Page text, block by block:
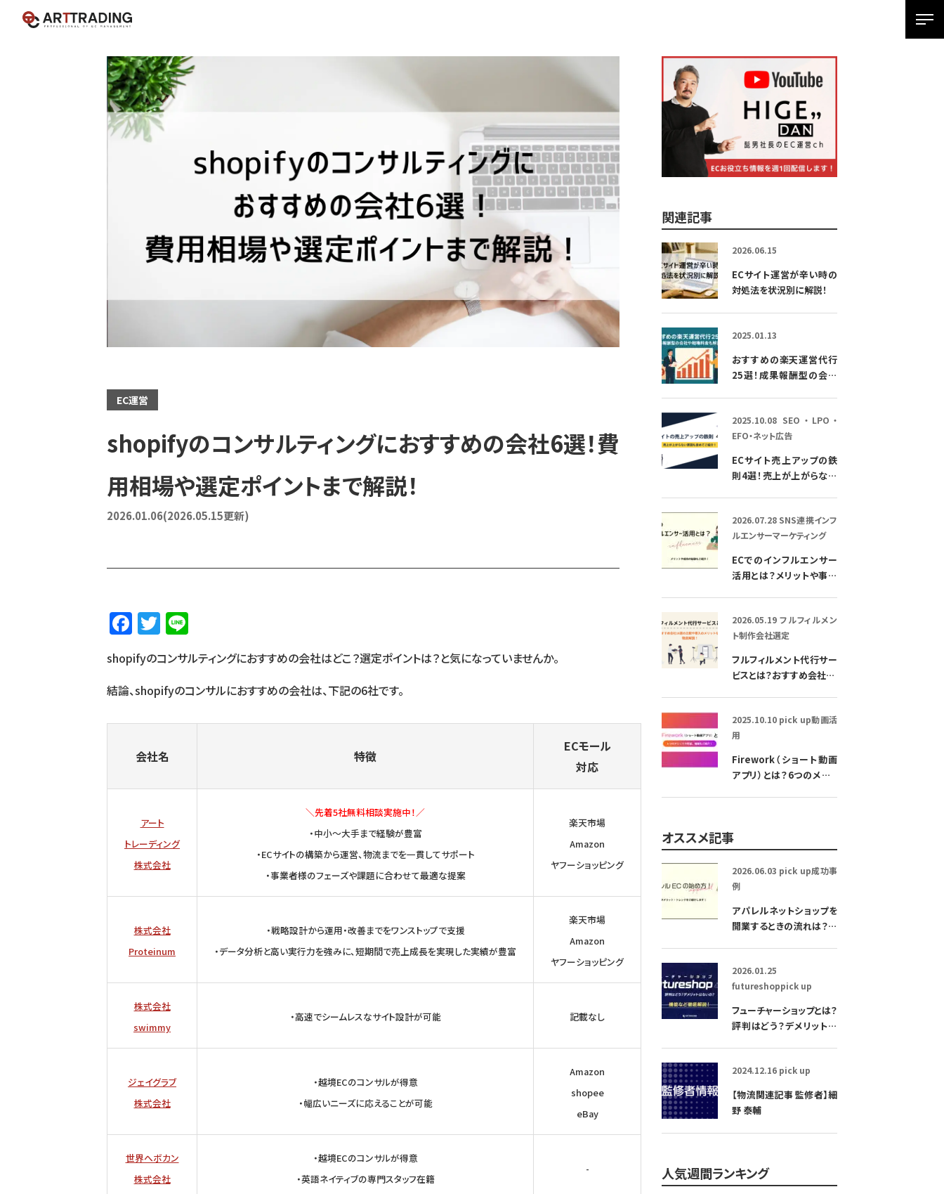
SPメ
EC運営
shopifyのコンサルティングにおすすめの会社6選！費
用相場や選定ポイントまで解説！
2026.01.06(2026.05.15更新)
F
a
c
e
o
k
T
w
it
te
n
e
shopifyのコンサルティングにおすすめの会社はどこ？選定ポイントは？と気になっていませんか。
結論、shopifyのコンサルにおすすめの会社は、下記の6社です。
会社名 特徴
ECモール
対応
アート
トレーディング
株式会社
＼先着5社無料相談実施中！／
・中小～大手まで経験が豊富
・ECサイトの構築から運営、物流までを一貫してサポート
・事業者様のフェーズや課題に合わせて最適な提案
楽天市場
Amazon
ヤフーショッピング
株式会社
Proteinum
・戦略設計から運用・改善までをワンストップで支援
・データ分析と高い実行力を強みに、短期間で売上成長を実現した実績が豊富
楽天市場
Amazon
ヤフーショッピング
株式会社
swimmy
・高速でシームレスなサイト設計が可能 記載なし
ジェイグラブ
株式会社
・越境ECのコンサルが得意
・幅広いニーズに応えることが可能
Amazon
shopee
eBay
世界へボカン
株式会社
・越境ECのコンサルが得意
・英語ネイティブの専門スタッフ在籍
-
関連記事
ECサイト運営が辛い時の
対処法を状況別に解説！
2026.06.15
おすすめの楽天運営代行
25選！成果報酬型の会社
2025.01.13
ECサイト売上アップの鉄
則4選！売上が上がらない
2025.10.08 SEO・LPO・
EFO・ネット広告
ECでのインフルエンサー
活用とは？メリットや事例
2026.07.28 SNS連携インフ
ルエンサーマーケティング
フルフィルメント代行サー
ビスとは？おすすめ会社16
2026.05.19 フルフィルメン
ト制作会社選定
Firework（ショート動画
アプリ）とは？6つのメリッ
2025.10.10 pick up動画活
用
オススメ記事
アパレルネットショップを
開業するときの流れは？開
2026.06.03 pick up成功事
例
フューチャーショップとは？
評判はどう？デメリットは
2026.01.25
futureshoppick up
【物流関連記事 監修者】細
野 泰輔
2024.12.16 pick up
人気週間ランキング